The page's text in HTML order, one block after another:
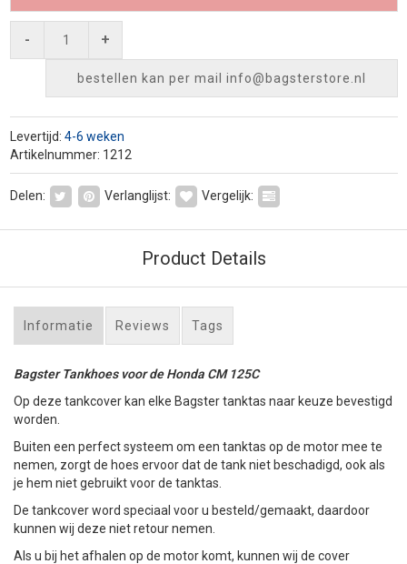
- +
bestellen kan per mail info@bagsterstore.nl
Levertijd: 4-6 weken
Artikelnummer: 1212
Delen: Verlanglijst: Vergelijk:
Product Details
Informatie Reviews Tags
Bagster Tankhoes voor de Honda CM 125C
Op deze tankcover kan elke Bagster tanktas naar keuze bevestigd
worden.
Buiten een perfect systeem om een tanktas op de motor mee te
nemen, zorgt de hoes ervoor dat de tank niet beschadigd, ook als
je hem niet gebruikt voor de tanktas.
De tankcover word speciaal voor u besteld/gemaakt, daardoor
kunnen wij deze niet retour nemen.
Als u bij het afhalen op de motor komt, kunnen wij de cover